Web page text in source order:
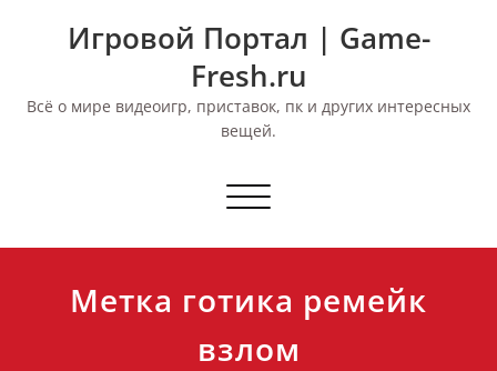
Игровой Портал | Game-
Fresh.ru
Всё о мире видеоигр, приставок, пк и других интересных
вещей.
Переключить
Метка готика ремейк
взлом